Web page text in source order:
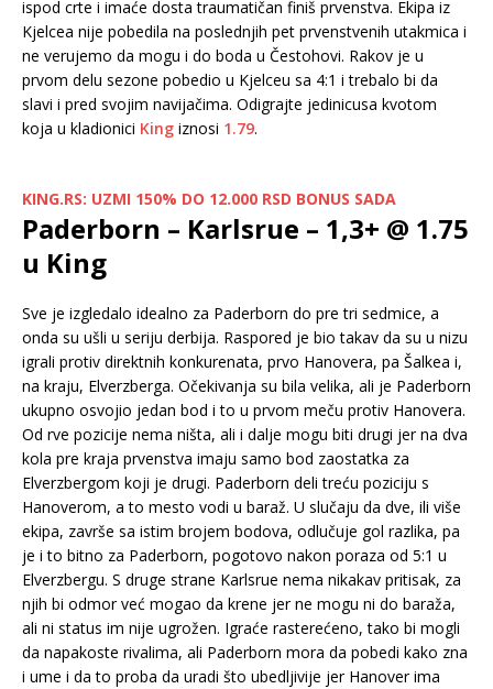
ispod crte i imaće dosta traumatičan finiš prvenstva. Ekipa iz
Kjelcea nije pobedila na poslednjih pet prvenstvenih utakmica i
ne verujemo da mogu i do boda u Čestohovi. Rakov je u
prvom delu sezone pobedio u Kjelceu sa 4:1 i trebalo bi da
slavi i pred svojim navijačima. Odigrajte jedinicusa kvotom
koja u kladionici King iznosi 1.79.
KING.RS: UZMI 150% DO 12.000 RSD BONUS SADA
Paderborn – Karlsrue – 1,3+ @ 1.75
u King
Sve je izgledalo idealno za Paderborn do pre tri sedmice, a
onda su ušli u seriju derbija. Raspored je bio takav da su u nizu
igrali protiv direktnih konkurenata, prvo Hanovera, pa Šalkea i,
na kraju, Elverzberga. Očekivanja su bila velika, ali je Paderborn
ukupno osvojio jedan bod i to u prvom meču protiv Hanovera.
Od rve pozicije nema ništa, ali i dalje mogu biti drugi jer na dva
kola pre kraja prvenstva imaju samo bod zaostatka za
Elverzbergom koji je drugi. Paderborn deli treću poziciju s
Hanoverom, a to mesto vodi u baraž. U slučaju da dve, ili više
ekipa, završe sa istim brojem bodova, odlučuje gol razlika, pa
je i to bitno za Paderborn, pogotovo nakon poraza od 5:1 u
Elverzbergu. S druge strane Karlsrue nema nikakav pritisak, za
njih bi odmor već mogao da krene jer ne mogu ni do baraža,
ali ni status im nije ugrožen. Igraće rasterećeno, tako bi mogli
da napakoste rivalima, ali Paderborn mora da pobedi kako zna
i ume i da to proba da uradi što ubedljivije jer Hanover ima